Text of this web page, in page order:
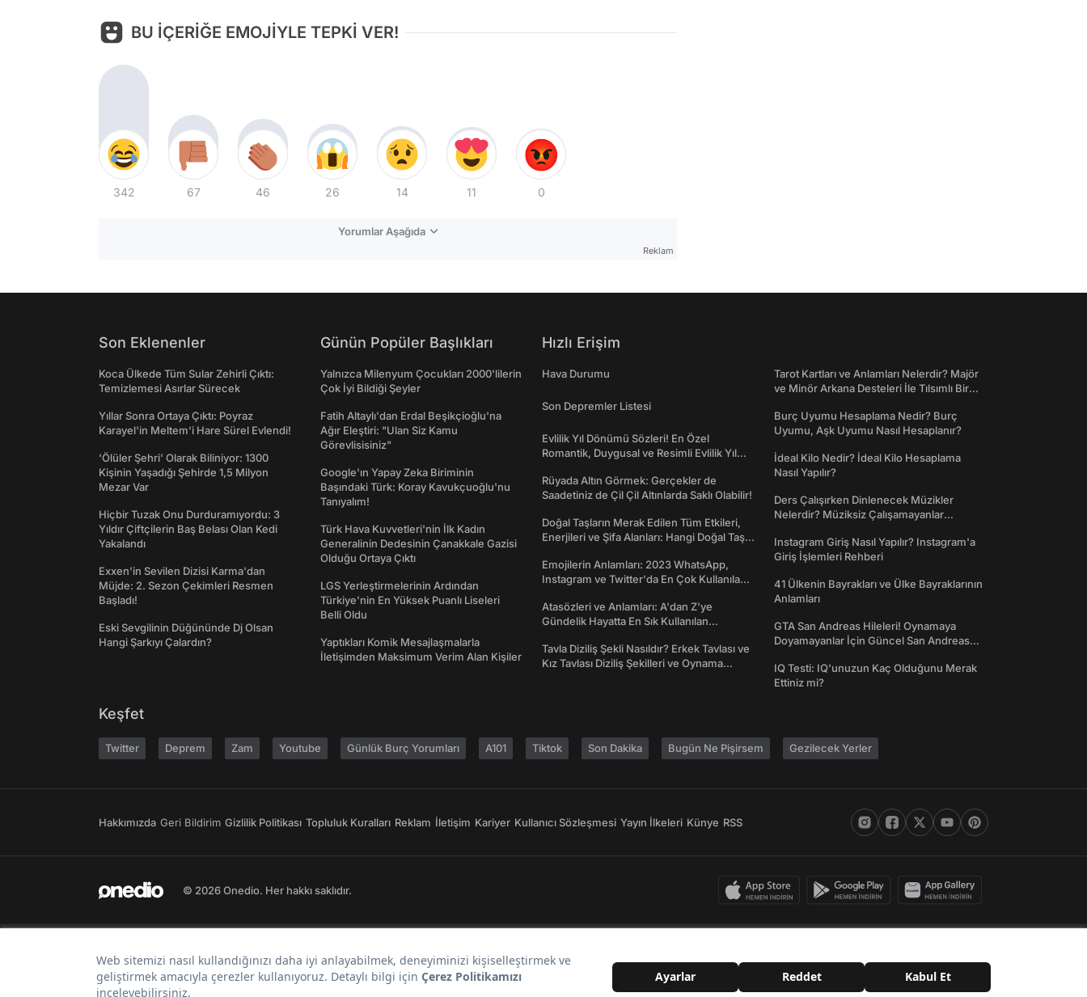
BU İÇERİĞE EMOJİYLE TEPKİ VER!
342 67 46 26 14 11 0
Yorumlar Aşağıda
Reklam
Son Eklenenler
Koca Ülkede Tüm Sular Zehirli Çıktı:
Temizlemesi Asırlar Sürecek
Yıllar Sonra Ortaya Çıktı: Poyraz
Karayel'in Meltem'i Hare Sürel Evlendi!
'Ölüler Şehri' Olarak Biliniyor: 1300
Kişinin Yaşadığı Şehirde 1,5 Milyon
Mezar Var
Hiçbir Tuzak Onu Durduramıyordu: 3
Yıldır Çiftçilerin Baş Belası Olan Kedi
Yakalandı
Exxen'in Sevilen Dizisi Karma'dan
Müjde: 2. Sezon Çekimleri Resmen
Başladı!
Eski Sevgilinin Düğününde Dj Olsan
Hangi Şarkıyı Çalardın?
Günün Popüler Başlıkları
Yalnızca Milenyum Çocukları 2000'lilerin
Çok İyi Bildiği Şeyler
Fatih Altaylı'dan Erdal Beşikçioğlu'na
Ağır Eleştiri: "Ulan Siz Kamu
Görevlisisiniz"
Google'ın Yapay Zeka Biriminin
Başındaki Türk: Koray Kavukçuoğlu'nu
Tanıyalım!
Türk Hava Kuvvetleri'nin İlk Kadın
Generalinin Dedesinin Çanakkale Gazisi
Olduğu Ortaya Çıktı
LGS Yerleştirmelerinin Ardından
Türkiye'nin En Yüksek Puanlı Liseleri
Belli Oldu
Yaptıkları Komik Mesajlaşmalarla
İletişimden Maksimum Verim Alan Kişiler
Hızlı Erişim
Hava Durumu
Son Depremler Listesi
Evlilik Yıl Dönümü Sözleri! En Özel
Romantik, Duygusal ve Resimli Evlilik Yıl
Rüyada Altın Görmek: Gerçekler de
Saadetiniz de Çil Çil Altınlarda Saklı Olabilir!
Doğal Taşların Merak Edilen Tüm Etkileri,
Enerjileri ve Şifa Alanları: Hangi Doğal Taş
Emojilerin Anlamları: 2023 WhatsApp,
Instagram ve Twitter'da En Çok Kullanılan
Atasözleri ve Anlamları: A'dan Z'ye
Gündelik Hayatta En Sık Kullanılan
Tavla Diziliş Şekli Nasıldır? Erkek Tavlası ve
Kız Tavlası Diziliş Şekilleri ve Oynama
Tarot Kartları ve Anlamları Nelerdir? Majör
ve Minör Arkana Desteleri İle Tılsımlı Bir
Burç Uyumu Hesaplama Nedir? Burç
Uyumu, Aşk Uyumu Nasıl Hesaplanır?
İdeal Kilo Nedir? İdeal Kilo Hesaplama
Nasıl Yapılır?
Ders Çalışırken Dinlenecek Müzikler
Nelerdir? Müziksiz Çalışamayanlar
Instagram Giriş Nasıl Yapılır? Instagram'a
Giriş İşlemleri Rehberi
41 Ülkenin Bayrakları ve Ülke Bayraklarının
Anlamları
GTA San Andreas Hileleri! Oynamaya
Doyamayanlar İçin Güncel San Andreas
IQ Testi: IQ'unuzun Kaç Olduğunu Merak
Ettiniz mi?
Keşfet
Twitter Deprem Zam Youtube Günlük Burç Yorumları A101 Tiktok Son Dakika Bugün Ne Pişirsem Gezilecek Yerler
Hakkımızda Geri Bildirim Gizlilik Politikası Topluluk Kuralları Reklam İletişim Kariyer Kullanıcı Sözleşmesi Yayın İlkeleri Künye RSS
© 2026 Onedio. Her hakkı saklıdır.